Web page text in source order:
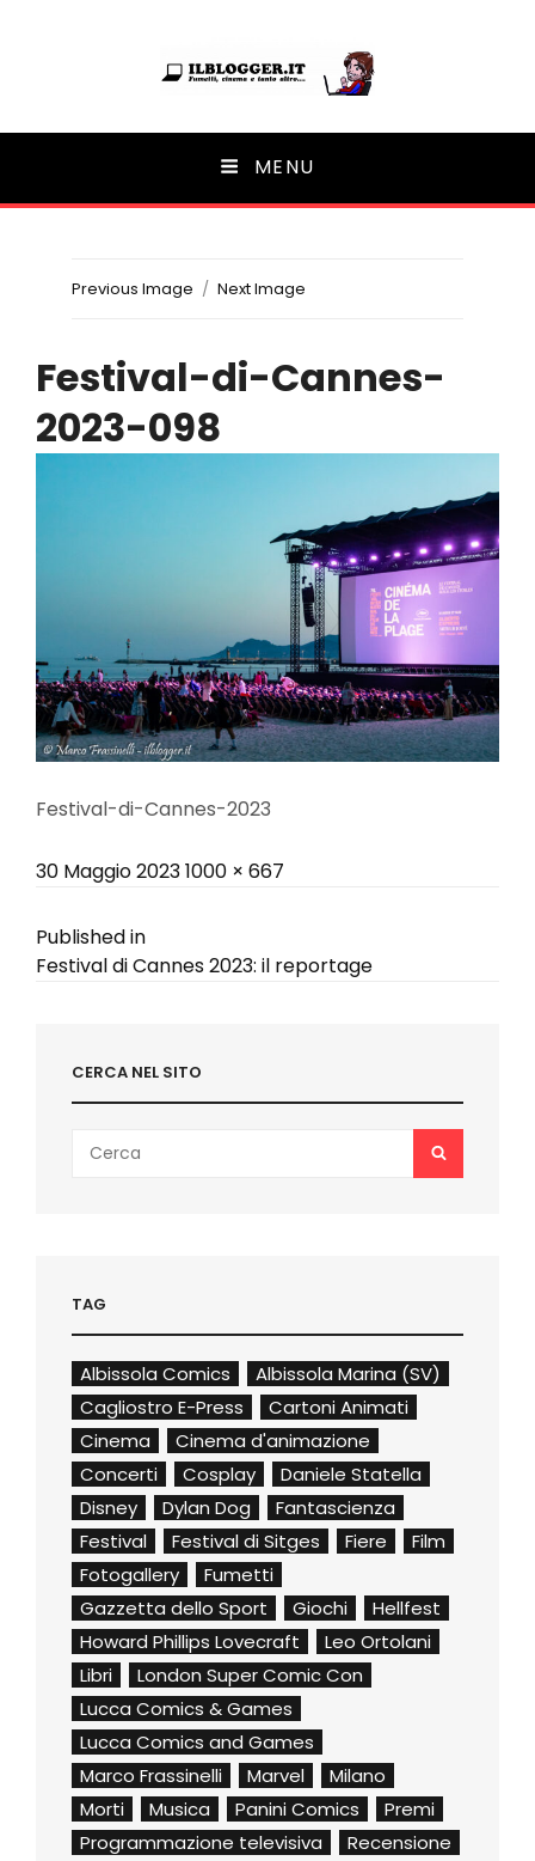
Ilblogger.it
Il portalino di blog | MENU
Previous Image Next Image
Festival-di-Cannes-
2023-098
Festival-di-Cannes-2023
Posted
30 Maggio 2023Full
1000 × 667
Navigazione
Published in
Festival di Cannes 2023: il reportage
CERCA NEL SITO
for:
SEARCH
TAG
Albissola Comics
Albissola Marina (SV)
Cagliostro E-Press
Cartoni Animati
Cinema
Cinema d'animazione
Concerti
Cosplay
Daniele Statella
Disney
Dylan Dog
Fantascienza
Festival
Festival di Sitges Fiere
Film
Fotogallery
Fumetti
Gazzetta dello Sport
Giochi
Hellfest
Howard Phillips Lovecraft
Leo Ortolani
Libri
London Super Comic Con
Lucca Comics & Games
Lucca Comics and Games
Marco Frassinelli
Marvel
Milano
Morti
Musica Panini Comics
Premi
Programmazione televisiva
Recensione